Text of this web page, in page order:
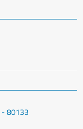
- 80133